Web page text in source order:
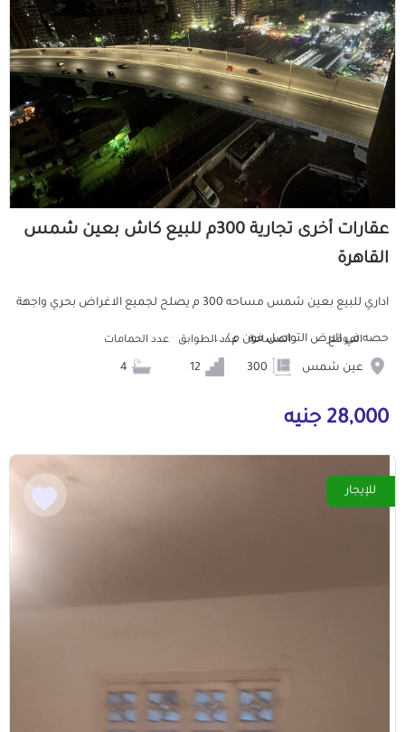
عقارات أخرى تجارية 300م للبيع كاش بعين شمس
القاهرة
اداري للبيع بعين شمس مساحه 300 م يصلح لجميع الاغراض بحري واجهة
حصه في الارض التواصل فون م / ...
الموقع
عين شمس
المساحة عدد الطوابق عدد الحمامات
28,000 جنيه
للإيجار